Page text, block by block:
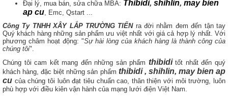
Đại lý, mua bán, sửa chữa MBA: Thibidi, shihlin, may bien
ap cu , Emc, Qstart ...
Công Ty TNHH XÂY LẮP TRƯỜNG TIẾNra đời nhằm đem đến tận tay
Quý khách hàng những sản phẩm ưu việt nhất với giá cả hợp lý nhất. Với
phương châm hoạt động: "Sự hài lòng của khách hàng là thành công của
chúng tôi".
Chúng tôi cam kết mang đến những sản phẩm thibiditốt nhất đến quý
khách hàng, đặc biệt những sản phẩm thibidi , shihlin, may bien ap
cu của chúng tôi luôn đạt tiêu chuẩn cao, thân thiện với môi trường, luôn
phù hợp với điều kiên vận hành của mạng lưới điện Việt Nam.